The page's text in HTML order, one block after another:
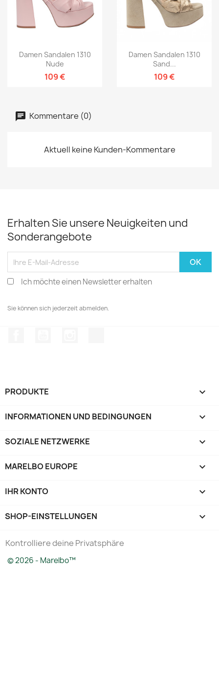
Damen Sandalen 1310
Nude
109 €
Damen Sandalen 1310
Sand...
109 €
Kommentare (0)
Aktuell keine Kunden-Kommentare
Erhalten Sie unsere Neuigkeiten und
Sonderangebote
Ich möchte einen Newsletter erhalten
Sie können sich jederzeit abmelden.
PRODUKTE 
INFORMATIONEN UND BEDINGUNGEN 
SOZIALE NETZWERKE 
MARELBO EUROPE 
IHR KONTO 
SHOP-EINSTELLUNGEN keyboard_arrow_down
Kontrolliere deine Privatsphäre
© 2026 - Marelbo™